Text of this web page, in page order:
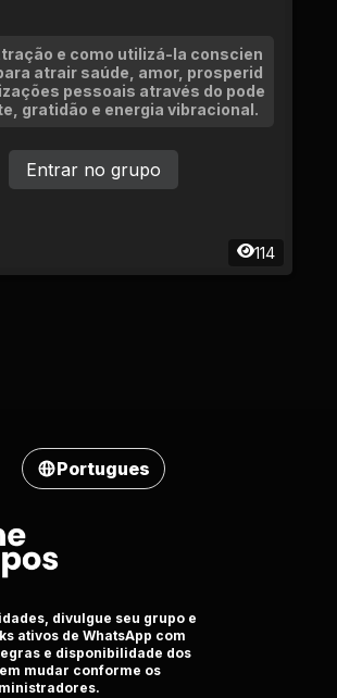
e como utilizá-la conscien
atrair saúde, amor, prosperid
pessoais através do pode
gratidão e energia vibracional.
114
Entrar no grupo
Portugues
divulgue seu grupo e
ativos de WhatsApp com
e disponibilidade dos
mudar conforme os